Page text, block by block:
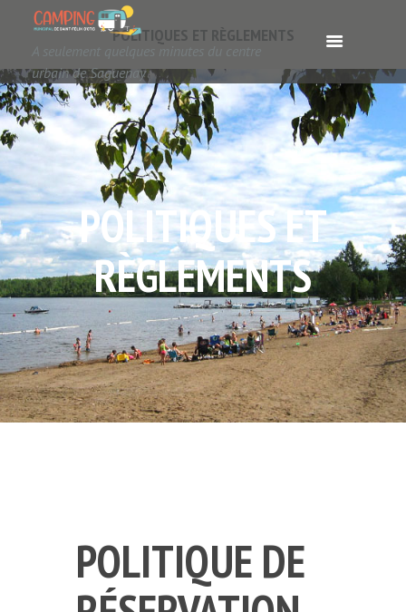
A seulement quelques minutes du centre
urbain de Saguenay
POLITIQUES ET RÈGLEMENTS
POLITIQUES ET
RÈGLEMENTS
POLITIQUE DE